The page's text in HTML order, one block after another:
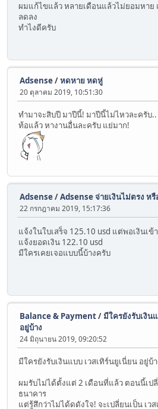
ผมแก้ไขแล้ว หลายเดือนแล้วไม่ยอมหาย
ลดลง
ทำไงดีครับ
Adsense/หดหาย หดหู่
20 ตุลาคม 2019, 10:51:30
ทำมาจะสิบปี มาปีนี้! มาปีนี้ไม่ไหวละครับ
ท้อแล้ว หางานอื่นละครับ แย่มาก!
Adsense/Adsense จ่ายเงินไม่ตรง หรื
22 กรกฎาคม 2019, 15:17:36
แจ้งในใบเสร็จ 125.10 usd แต่พอเงินเ
แจ้งยอดเงิน 122.10 usd
มีใครเคยเจอแบบนี้บ้างครับ
Balance & Payment/ มีใครยังรับเงิน
อยู่บ้าง
24 มิถุนายน 2019, 09:20:52
มีใครยังรับเงินแบบ เวสเทิร์นยูเนี่ยน อยู่บ้
ผมรับไม่ได้ตั้งแต่ 2 เดือนที่แล้ว ตอนนี้เป
ธนาคาร
แต่รู้สึกว่าไม่ได้ดดังใจ! จะเปลี่ยนเป็น เว